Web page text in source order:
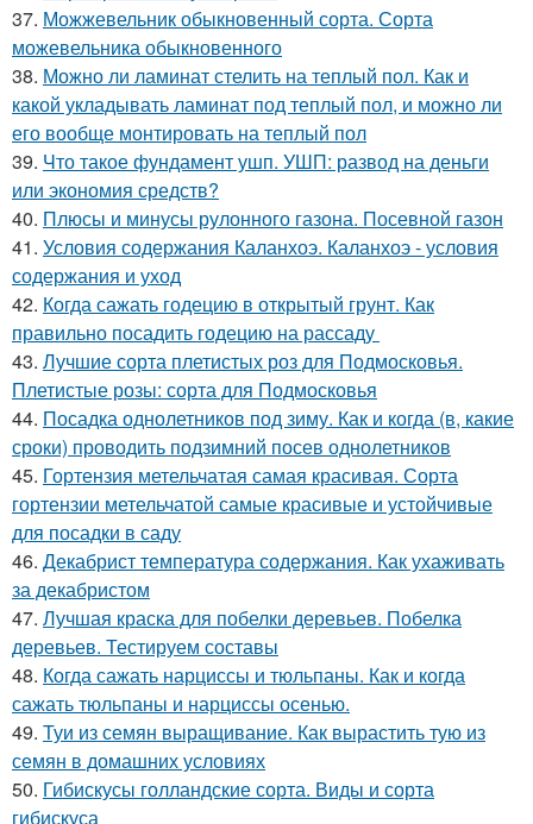
37. Можжевельник обыкновенный сорта. Сорта
можевельника обыкновенного
38. Можно ли ламинат стелить на теплый пол. Как и
какой укладывать ламинат под теплый пол, и можно ли
его вообще монтировать на теплый пол
39. Что такое фундамент ушп. УШП: развод на деньги
или экономия средств?
40. Плюсы и минусы рулонного газона. Посевной газон
41. Условия содержания Каланхоэ. Каланхоэ - условия
содержания и уход
42. Когда сажать годецию в открытый грунт. Как
правильно посадить годецию на рассаду
43. Лучшие сорта плетистых роз для Подмосковья.
Плетистые розы: сорта для Подмосковья
44. Посадка однолетников под зиму. Как и когда (в, какие
сроки) проводить подзимний посев однолетников
45. Гортензия метельчатая самая красивая. Сорта
гортензии метельчатой самые красивые и устойчивые
для посадки в саду
46. Декабрист температура содержания. Как ухаживать
за декабристом
47. Лучшая краска для побелки деревьев. Побелка
деревьев. Тестируем составы
48. Когда сажать нарциссы и тюльпаны. Как и когда
сажать тюльпаны и нарциссы осенью.
49. Туи из семян выращивание. Как вырастить тую из
семян в домашних условиях
50. Гибискусы голландские сорта. Виды и сорта
гибискуса